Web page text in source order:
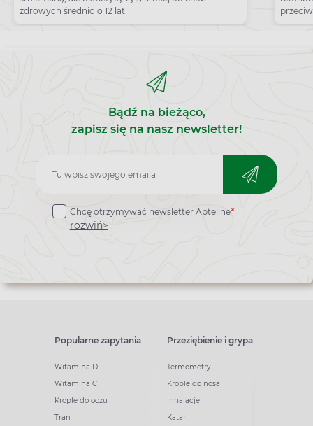
zdrowych średnio o 12 lat.
Bądź na bieżąco,
zapisz się na nasz newsletter!
Zapisz
do
newslettera
Chcę otrzymywać newsletter Apteline*
rozwiń>
Popularne zapytania
Witamina D
Witamina C
Krople do oczu
Tran
Przeziębienie i grypa
Termometry
Krople do nosa
Inhalacje
Katar